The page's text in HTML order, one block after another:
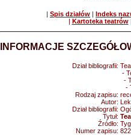
| Spis działów | Indeks
| Kartoteka teatrów|
INFORMACJE
Dział bibliografii:
-
-
-
Rodzaj zapisu:
Autor:
Dział bibliografii:
Tytuł:
Źródło:
Numer zapisu: